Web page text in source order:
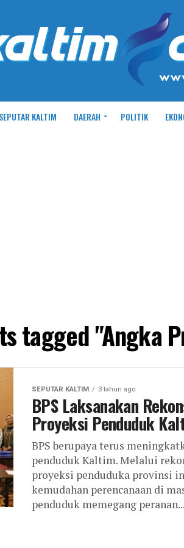
SEPUTAR KALTIM DAERAH POLITIK
tagged "Angka
SEPUTAR KALTIM 3 tahun ago
BPS Laksanakan
Proyeksi Penduduk
BPS berupaya terus
penduduk Kaltim. Melalui
proyeksi penduduka provinsi
kemudahan perencanaan di
penduduk memegang peranan...